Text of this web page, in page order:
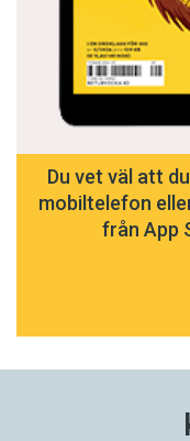
Du vet väl att
mobiltelefon
från App